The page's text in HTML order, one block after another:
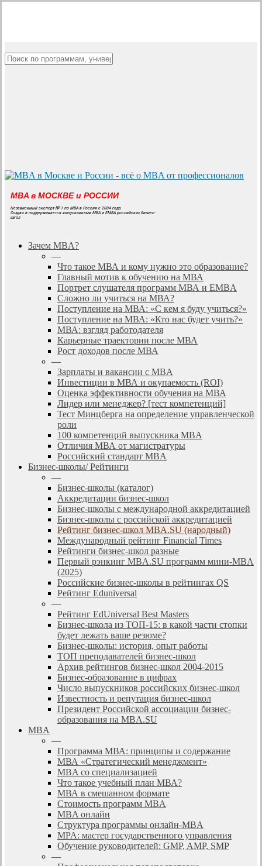
MBA в МОСКВЕ и РОССИИ
Независимый эксперт № 1 по MBA в России с 2004 года
Создан и поддерживается выпускниками MBA и EMBA российских бизнес-
школ
search
Menu
Зачем MBA?
—
Что такое МВА и кому нужно это образование?
Главный мотив к обучению на МВА
Портрет слушателя программ МВА и EMBA
Сложно ли учиться на МВА?
Поступление на МВА: «С кем я буду учиться?»
Поступление на МВА: «Кто нас будет учить?»
МВА: взгляд работодателя
Карьерные траектории после МВА
Рост доходов после МВА
—
Зарплаты и вакансии с MBA
Инвестиции в МВА и окупаемость (ROI)
Оценка эффективности обучения на МВА
Лидер или менеджер? [тест компетенций]
Тест Минцберга на определение управленческой
роли
100 компетенций выпускника MBA
Отличия МВА от магистратуры
Российский стандарт MBA
Бизнес-школы/ Рейтинги
—
Бизнес-школы (каталог)
Аккредитации бизнес-школ
Бизнес-школы с международной аккредитацией
Бизнес-школы с российской аккредитацией
Рейтинг бизнес-школ MBA.SU (народный)
Международный рейтинг Financial Times
Рейтинги бизнес-школ разные
Первый рэнкинг MBA.SU программ мини-MBA
(2025)
Российские бизнес-школы в рейтингах QS
Рейтинг Eduniversal
—
Рейтинг EdUniversal Best Masters
Бизнес-школа из ТОП-15: в какой части стопки
будет лежать ваше резюме?
Бизнес-школы: история, опыт работы
ТОП преподавателей бизнес-школ
Архив рейтингов бизнес-школ 2004-2015
Бизнес-образование в цифрах
Число выпускников российских бизнес-школ
Известность и репутация бизнес-школ
Президент Российской ассоциации бизнес-
образования на MBA.SU
MBA
—
Программа МВА: принципы и содержание
МВА «Cтратегический менеджмент»
MBA со специализацией
Что такое учебный план МВА?
МВА в смешанном формате
Стоимость программ MBA
MBA онлайн
Cтруктура программы онлайн-MBA
MPA: мастер государственного управления
Обучение руководителей: GMP, AMP, SMP
—